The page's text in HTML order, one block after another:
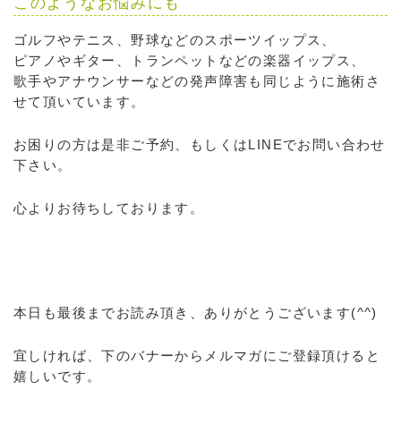
ゴルフやテニス、野球などのスポーツイップス、
ピアノやギター、トランペットなどの楽器イップス、
歌手やアナウンサーなどの発声障害も同じように施術さ
せて頂いています。
お困りの方は是非ご予約、もしくはLINEでお問い合わせ
下さい。
心よりお待ちしております。
本日も最後までお読み頂き、ありがとうございます(^^)
宜しければ、下のバナーからメルマガにご登録頂けると
嬉しいです。